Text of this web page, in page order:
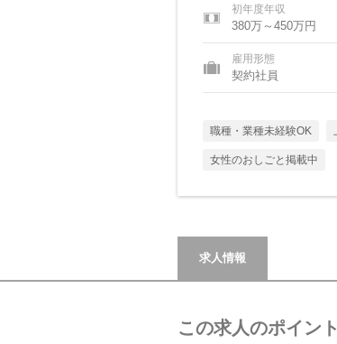
初年度年収
380万～450万円
雇用形態
契約社員
職種・業種未経験OK
女性のおしごと掲載中
求人情報
この求人のポイント